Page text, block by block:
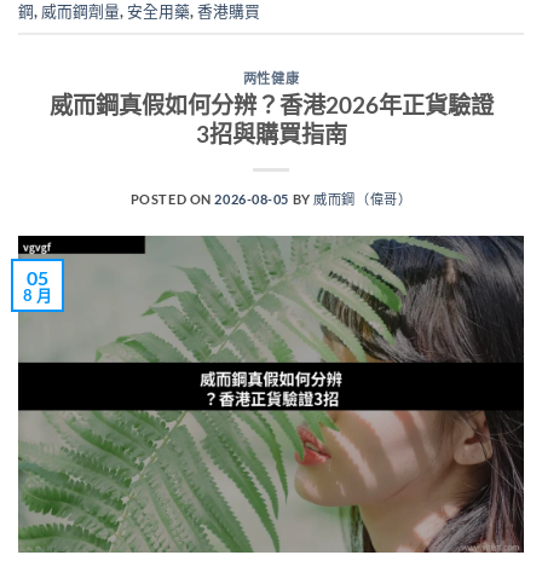
鋼, 威而鋼劑量,安全用藥,香港購買
两性健康
威而鋼真假如何分辨？香港2026年正貨驗證
3招與購買指南
POSTED ON2026-08-05 BY 威而鋼（偉哥）
05
8 月